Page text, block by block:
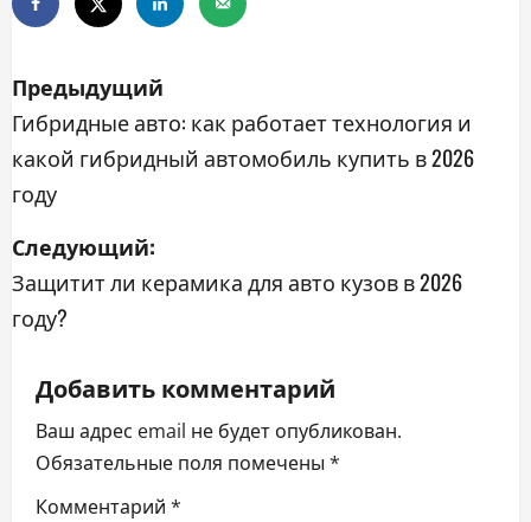
Н
а
в
и
г
а
и
Предыдущий
Гибридные авто: как работает технология и
какой гибридный автомобиль купить в 2026
году
Следующий:
Защитит ли керамика для авто кузов в 2026
году?
Добавить комментарий
Ваш адрес email не будет опубликован.
Обязательные поля помечены *
Комментарий *